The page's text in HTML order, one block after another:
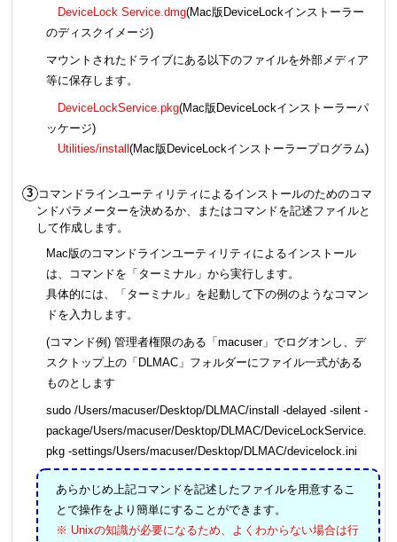
DeviceLock Service.dmg(Mac版DeviceLockインストーラー
のディスクイメージ)
マウントされたドライブにある以下のファイルを外部メディア
等に保存します。
DeviceLockService.pkg(Mac版DeviceLockインストーラーパ
ッケージ)
Utilities/install(Mac版DeviceLockインストーラープログラム)
コマンドラインユーティリティによるインストールのためのコマ
ンドパラメーターを決めるか、またはコマンドを記述ファイルと
して作成します。
Mac版のコマンドラインユーティリティによるインストール
は、コマンドを「ターミナル」から実行します。
具体的には、「ターミナル」を起動して下の例のようなコマン
ドを入力します。
(コマンド例) 管理者権限のある「macuser」でログオンし、デ
スクトップ上の「DLMAC」フォルダーにファイル一式がある
ものとします
sudo /Users/macuser/Desktop/DLMAC/install -delayed -silent -
package/Users/macuser/Desktop/DLMAC/DeviceLockService.
pkg -settings/Users/macuser/Desktop/DLMAC/devicelock.ini
あらかじめ上記コマンドを記述したファイルを用意するこ
とで操作をより簡単にすることができます。
※ Unixの知識が必要になるため、よくわからない場合は行